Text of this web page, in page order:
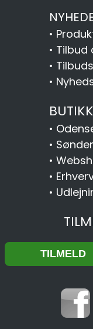
•
• Tilbud
•
•
•
•
•
•
•